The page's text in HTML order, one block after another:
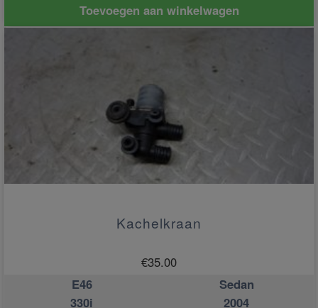
Toevoegen aan winkelwagen
Kachelkraan
€35.00
E46
Sedan
330i
2004